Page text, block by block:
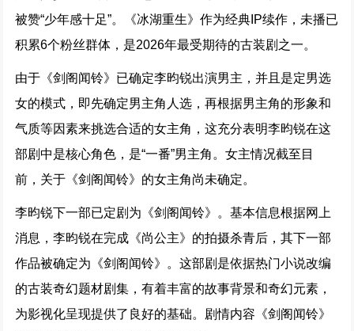
被赞“少年感十足”。《冰湖重生》作为经典IP续作，未播已
积累6个粉丝群体，是2026年最受期待的古装剧之一。
由于《剑阁闻铃》已确定李昀锐出演男主，并且是定男选
女的模式，即先确定男主角人选，再根据男主角的形象和
气质等因素来挑选合适的女主角，这充分表明李昀锐在这
部剧中是核心角色，是“一番”男主角。女主情况截至目
前，关于《剑阁闻铃》的女主角尚未确定。
李昀锐下一部已定剧为《剑阁闻铃》。基本信息根据网上
消息，李昀锐在完成《尚公主》的拍摄杀青后，其下一部
作品被确定为《剑阁闻铃》。这部剧是依据热门小说改编
的古装奇幻题材剧集，有着丰富的故事背景和奇幻元素，
为影视化呈现提供了良好的基础。剧情内容《剑阁闻铃》